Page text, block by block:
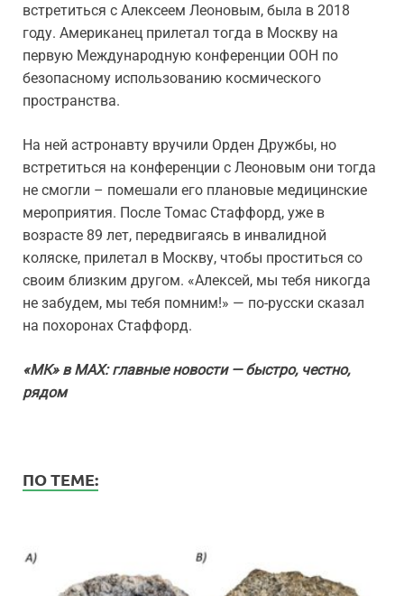
встретиться с Алексеем Леоновым, была в 2018
году. Американец прилетал тогда в Москву на
первую Международную конференции ООН по
безопасному использованию космического
пространства.
На ней астронавту вручили Орден Дружбы, но
встретиться на конференции с Леоновым они тогда
не смогли – помешали его плановые медицинские
мероприятия. После Томас Стаффорд, уже в
возрасте 89 лет, передвигаясь в инвалидной
коляске, прилетал в Москву, чтобы проститься со
своим близким другом. «Алексей, мы тебя никогда
не забудем, мы тебя помним!» — по-русски сказал
на похоронах Стаффорд.
«МК» в MAX: главные новости — быстро, честно,
рядом
ПО ТЕМЕ: